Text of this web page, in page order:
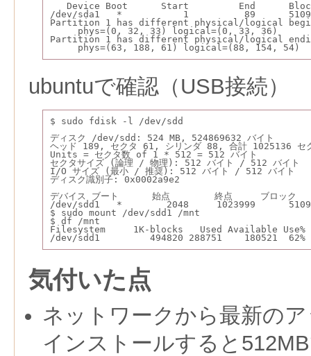
Device Boot      Start         End
/dev/sda1   *           1          89
Partition 1 has different physical/logical
phys=(0, 32, 33) logical=(0, 33, 36)
Partition 1 has different physical/logical
phys=(63, 188, 61) logical=(88, 154, 54)
ubuntuで確認（USB接続）
$ sudo fdisk -l /dev/sdd
ディスク /dev/sdd: 524 MB, 524869632 バイト
ヘッド 189, セクタ 61, シリンダ 88, 合計 1025136 セ
Units = セクタ数 of 1 * 512 = 512 バイト
セクタサイズ (論理 / 物理): 512 バイト / 512 バイト
I/O サイズ (最小 / 推奨): 512 バイト / 512 バイト
ディスク識別子: 0x0002a9e2
デバイス ブート      始点        終点     ブロック
/dev/sdd1   *        2048     1023999
$ sudo mount /dev/sdd1 /mnt
$ df /mnt
Filesystem     1K-blocks   Used Available Use%
/dev/sdd1         494820 288751    180521
気付いた点
ネットワークから最新の
インストールすると